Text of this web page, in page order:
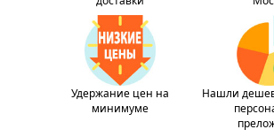
Удержание цен на
минимуме
Нашли